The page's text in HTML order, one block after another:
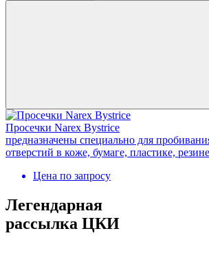
Просечки Narex Bystrice
предназначены специально для
отверстий в коже, бумаге, пластике,
Цена по запросу
Легендарная
рассылка ЦКИ